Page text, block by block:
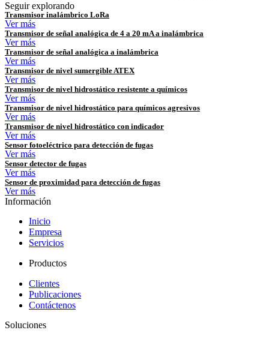
Seguir explorando
Transmisor inalámbrico LoRa
Ver más
Transmisor de señal analógica de 4 a 20 mA a inalámbrica
Ver más
Transmisor de señal analógica a inalámbrica
Ver más
Transmisor de nivel sumergible ATEX
Ver más
Transmisor de nivel hidrostático resistente a químicos
Ver más
Transmisor de nivel hidrostático para químicos agresivos
Ver más
Transmisor de nivel hidrostático con indicador
Ver más
Sensor fotoeléctrico para detección de fugas
Ver más
Sensor detector de fugas
Ver más
Sensor de proximidad para detección de fugas
Ver más
Información
Inicio
Empresa
Servicios
Productos
Clientes
Publicaciones
Contáctenos
Soluciones